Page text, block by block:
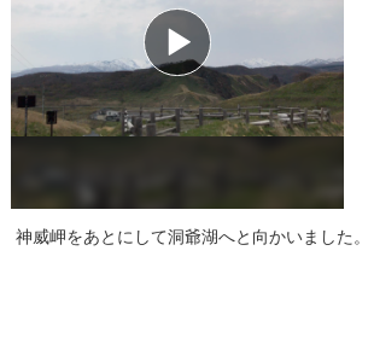
神威岬をあとにして洞爺湖へと向かいました。